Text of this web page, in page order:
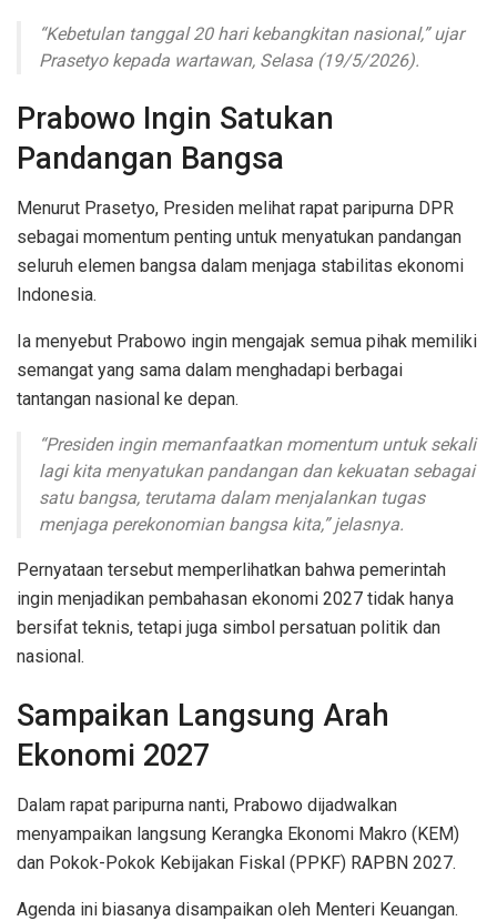
“Kebetulan tanggal 20 hari kebangkitan nasional,” ujar
Prasetyo kepada wartawan, Selasa (19/5/2026).
Prabowo Ingin Satukan
Pandangan Bangsa
Menurut Prasetyo, Presiden melihat rapat paripurna DPR
sebagai momentum penting untuk menyatukan pandangan
seluruh elemen bangsa dalam menjaga stabilitas ekonomi
Indonesia.
Ia menyebut Prabowo ingin mengajak semua pihak memiliki
semangat yang sama dalam menghadapi berbagai
tantangan nasional ke depan.
“Presiden ingin memanfaatkan momentum untuk sekali
lagi kita menyatukan pandangan dan kekuatan sebagai
satu bangsa, terutama dalam menjalankan tugas
menjaga perekonomian bangsa kita,” jelasnya.
Pernyataan tersebut memperlihatkan bahwa pemerintah
ingin menjadikan pembahasan ekonomi 2027 tidak hanya
bersifat teknis, tetapi juga simbol persatuan politik dan
nasional.
Sampaikan Langsung Arah
Ekonomi 2027
Dalam rapat paripurna nanti, Prabowo dijadwalkan
menyampaikan langsung Kerangka Ekonomi Makro (KEM)
dan Pokok-Pokok Kebijakan Fiskal (PPKF) RAPBN 2027.
Agenda ini biasanya disampaikan oleh Menteri Keuangan.